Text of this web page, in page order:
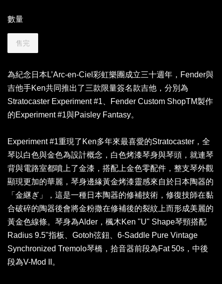
數量
售完
為紀念日本L’Arc-en-Ciel彩虹樂團成立三十週年，Fender與
吉他手Ken共同推出了三款限量簽名款吉他，分別為
Stratocaster Experiment #1、Fender Custom ShopTM製作
的Experiment #1與Paisley Fantasy。
Experiment #1重現了Ken多年來最喜愛的Stratocaster，全
琴以白色與金色為設計概念，白色烤漆琴身與琴頭，就連琴
背與電路室都噴上了金漆，搭配上金色零配件，整支琴外觀
顯現更加的華麗，琴身邊緣黃金烤漆靈感來自於日本陶器的
「金継ぎ」，這是一種日本陶器的修補技術，修復技師在黏
合破碎的陶器後會將金粉撒在修補後的裂紋上而形成美麗的
黃金色線條。琴身為Alder，楓木Ken "U" Shape琴頸搭配
Radius 9.5"指板、Gotoh弦鈕、6-Saddle Pure Vintage
Synchronized Tremolo琴橋，拾音器前段為Fat 50s，中後
段為V-Mod II。